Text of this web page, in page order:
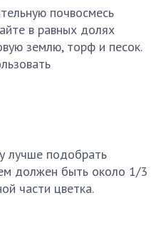
почвосмесь
в равных долях
землю, торф и песок.
лучше подобрать
должен быть около 1/3
части цветка.